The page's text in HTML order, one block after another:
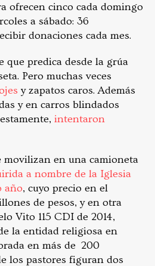
ofrecen cinco cada domingo
a sábado: 36
donaciones cada mes.
que predica desde la grúa
Pero muchas veces
y zapatos caros. Además
y en carros blindados
intentaron
movilizan en una camioneta
a nombre de la Iglesia
año, cuyo precio en el
de pesos, y en otra
Vito 115 CDI de 2014,
la entidad religiosa en
en más de 200
los pastores figuran dos